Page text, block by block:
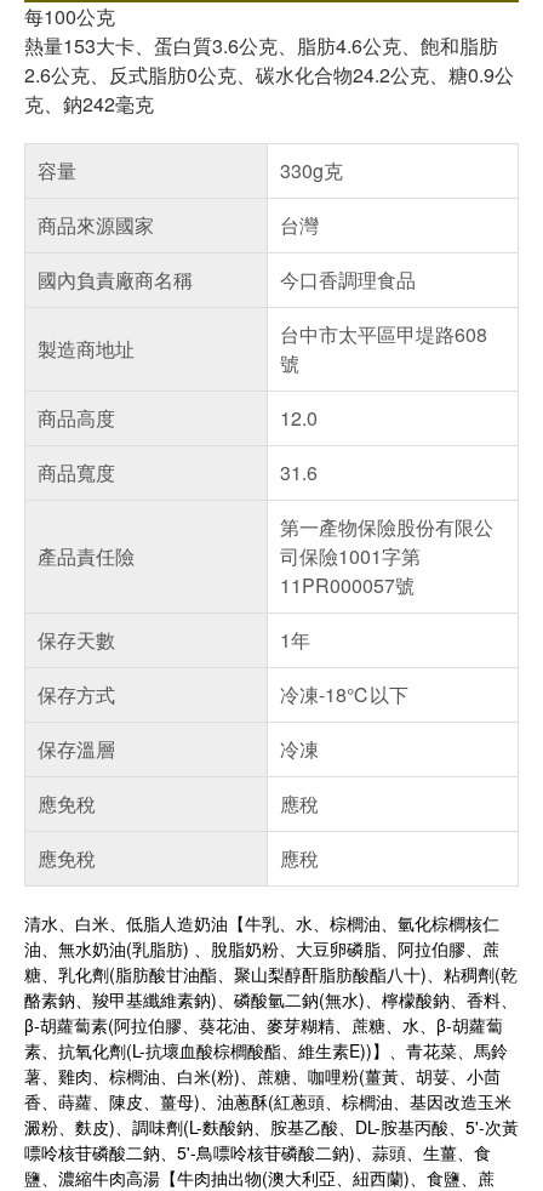
每100公克
熱量153大卡、蛋白質3.6公克、脂肪4.6公克、飽和脂肪
2.6公克、反式脂肪0公克、碳水化合物24.2公克、糖0.9公
克、鈉242毫克
容量
330g克
商品來源國家
台灣
國內負責廠商名稱
今口香調理食品
製造商地址
台中市太平區甲堤路608
號
商品高度
12.0
商品寬度
31.6
產品責任險
第一產物保險股份有限公
司保險1001字第
11PR000057號
保存天數
1年
保存方式
冷凍-18℃以下
保存溫層
冷凍
應免稅
應稅
應免稅
應稅
清水、白米、低脂人造奶油【牛乳、水、棕櫚油、氫化棕櫚核仁
油、無水奶油(乳脂肪) 、脫脂奶粉、大豆卵磷脂、阿拉伯膠、蔗
糖、乳化劑(脂肪酸甘油酯、聚山梨醇酐脂肪酸酯八十)、粘稠劑(乾
酪素鈉、羧甲基纖維素鈉)、磷酸氫二鈉(無水)、檸檬酸鈉、香料、
β-胡蘿蔔素(阿拉伯膠、葵花油、麥芽糊精、蔗糖、水、β-胡蘿蔔
素、抗氧化劑(L-抗壞血酸棕櫚酸酯、維生素E))】、青花菜、馬鈴
薯、雞肉、棕櫚油、白米(粉)、蔗糖、咖哩粉(薑黃、胡荽、小茴
香、蒔蘿、陳皮、薑母)、油蔥酥(紅蔥頭、棕櫚油、基因改造玉米
澱粉、麩皮)、調味劑(L-麩酸鈉、胺基乙酸、DL-胺基丙酸、5'-次黃
嘌呤核苷磷酸二鈉、5'-鳥嘌呤核苷磷酸二鈉)、蒜頭、生薑、食
鹽、濃縮牛肉高湯【牛肉抽出物(澳大利亞、紐西蘭)、食鹽、蔗